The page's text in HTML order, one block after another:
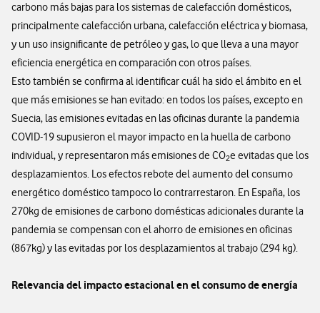
carbono más bajas para los sistemas de calefacción domésticos,
principalmente calefacción urbana, calefacción eléctrica y biomasa,
y un uso insignificante de petróleo y gas, lo que lleva a una mayor
eficiencia energética en comparación con otros países.
Esto también se confirma al identificar cuál ha sido el ámbito en el
que más emisiones se han evitado: en todos los países, excepto en
Suecia, las emisiones evitadas en las oficinas durante la pandemia
COVID-19 supusieron el mayor impacto en la huella de carbono
individual, y representaron más emisiones de CO2e evitadas que los
desplazamientos. Los efectos rebote del aumento del consumo
energético doméstico tampoco lo contrarrestaron. En España, los
270kg de emisiones de carbono domésticas adicionales durante la
pandemia se compensan con el ahorro de emisiones en oficinas
(867kg) y las evitadas por los desplazamientos al trabajo (294 kg).
Relevancia del impacto estacional en el consumo de energía